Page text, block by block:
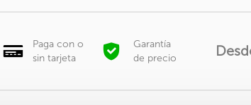
Paga con o
sin tarjeta
Garantía
de precio